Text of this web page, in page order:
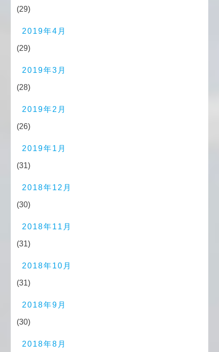
(29)
2019年4月
(29)
2019年3月
(28)
2019年2月
(26)
2019年1月
(31)
2018年12月
(30)
2018年11月
(31)
2018年10月
(31)
2018年9月
(30)
2018年8月